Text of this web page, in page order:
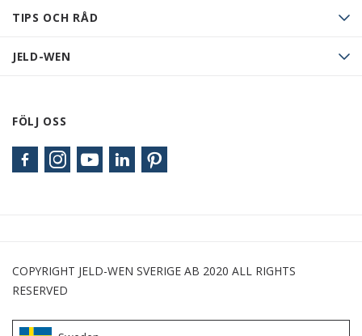
TIPS OCH RÅD
JELD-WEN
FÖLJ OSS
COPYRIGHT JELD-WEN SVERIGE AB 2020 ALL RIGHTS
RESERVED